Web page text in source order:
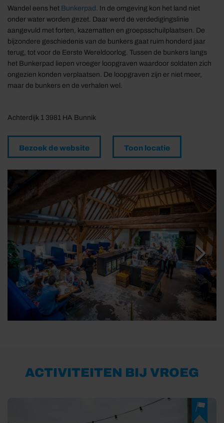
Wandel eens het Bunkerpad. In de omgeving kon het land niet
onder water worden gezet. Daar werd de verdedigingslinie
aangevuld met forten, kazematten en groepsschuilplaatsen. De
bijzondere geschiedenis van de bunkers gaat ruim honderd jaar
terug, tot voor de Eerste Wereldoorlog. Tussen de bunkers langs
het Bunkerpad liepen vroeger loopgraven waardoor soldaten zich
ongezien konden verplaatsen. De loopgraven zijn er niet meer,
maar de bunkers en de verhalen wel.
Achterdijk 1 3981 HA Bunnik
Bezoek de website Toon locatie
ACTIVITEITEN BIJ VROEG